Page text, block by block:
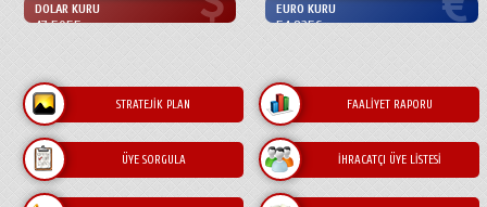
Tescil İşlemleri Yetki Belgesi
Alım veya Satımında DTB'ye Tescili Zorunlu maddeler nelerdir ?
Üyeliği Zorunlu Kişi ve Kuruluşlar Kimlerdir ?
DOLAR KURU
47.5055
EURO KURU
54.8356
STRATEJIK PLAN FAALIYET RAPORU
ÜYE SORGULA İHRACATÇI ÜYE LISTESI